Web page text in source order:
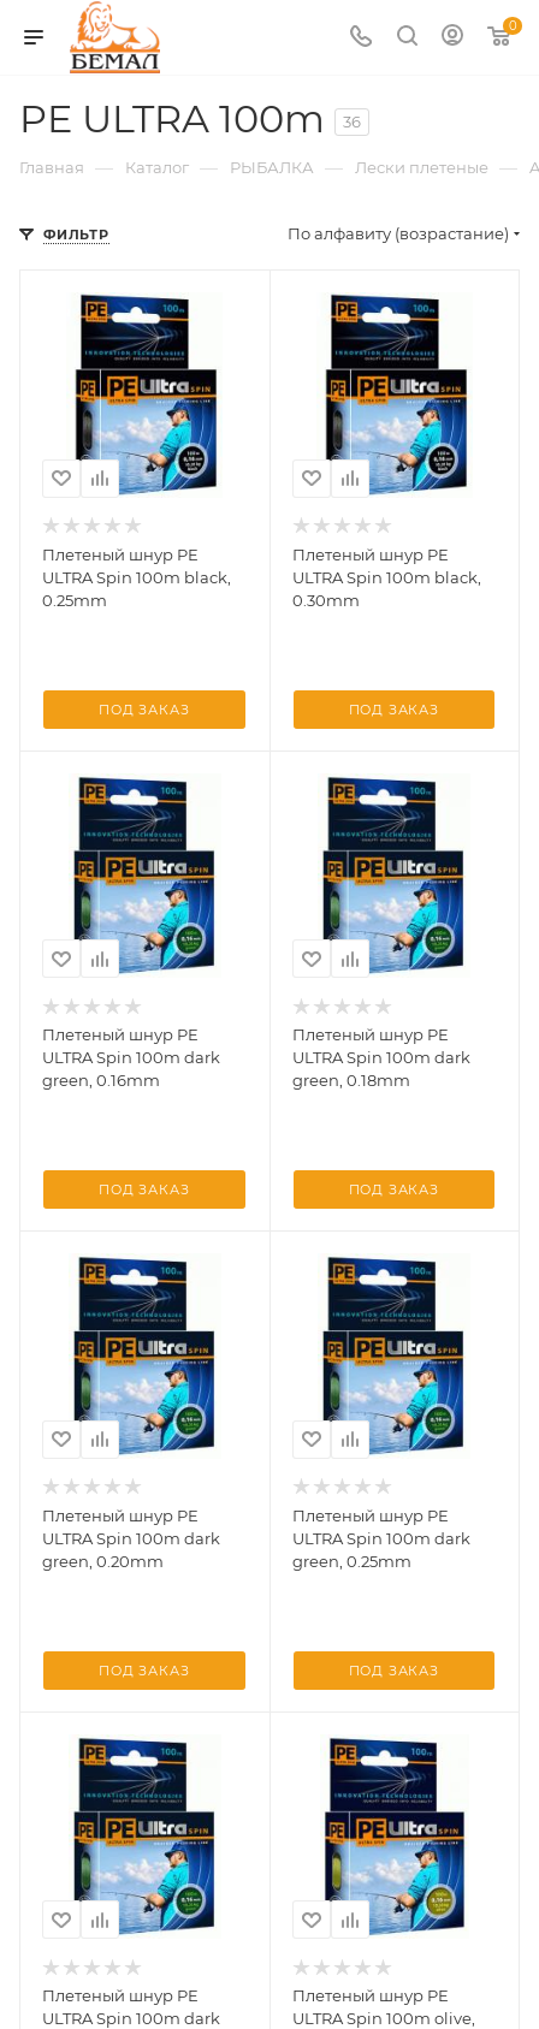
0
PE ULTRA 100m 36
Главная — Каталог — РЫБАЛКА — Лески плетеные —
ФИЛЬТР По алфавиту (возрастание)
Плетеный шнур PE
ULTRA Spin 100m black,
0.25mm
ПОД ЗАКАЗ
Плетеный шнур PE
ULTRA Spin 100m black,
0.30mm
ПОД ЗАКАЗ
Плетеный шнур PE
ULTRA Spin 100m dark
green, 0.16mm
ПОД ЗАКАЗ
Плетеный шнур PE
ULTRA Spin 100m dark
green, 0.18mm
ПОД ЗАКАЗ
Плетеный шнур PE
ULTRA Spin 100m dark
green, 0.20mm
ПОД ЗАКАЗ
Плетеный шнур PE
ULTRA Spin 100m dark
green, 0.25mm
ПОД ЗАКАЗ
Плетеный шнур PE
ULTRA Spin 100m dark
Плетеный шнур PE
ULTRA Spin 100m olive,